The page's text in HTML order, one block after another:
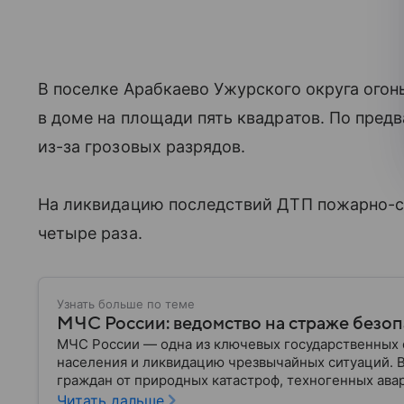
В поселке Арабкаево Ужурского округа
в доме на площади пять квадратов. По
из-за грозовых разрядов.
На ликвидацию последствий ДТП пожарно-
четыре раза.
Узнать больше по теме
МЧС России: ведомство на страже
МЧС России — одна из ключевых государственных
населения и ликвидацию чрезвычайных ситуаций.
граждан от природных катастроф, техногенных
разбираем, что представляет собой МЧС, как оно
Читать дальше